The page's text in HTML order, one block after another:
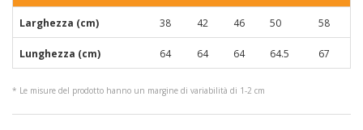
Larghezza (cm) 38 42 46 50 58
Lunghezza (cm) 64 64 64 64.5 67
* Le misure del prodotto hanno un margine di variabilità di 1-2 cm